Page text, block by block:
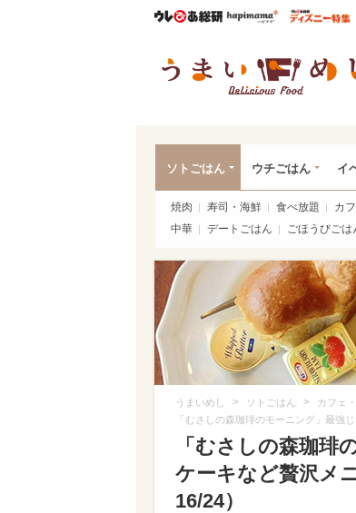
ウレぴあ総研ハピママ*
ソトごはん ウチごはん イ
焼肉 寿司・海鮮 食べ放題 カ
中華
デートごはん ごほうびごは
うまいめし > ソトごはん > カフェ
「むさしの森珈琲のモーニング」最強
「むさしの森珈
ケーキなど贅沢メ
16/24）